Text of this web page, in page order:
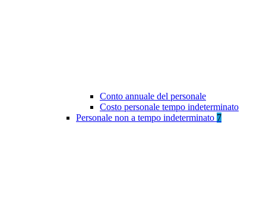
Conto annuale del personale
Costo personale tempo indeterminato
Personale non a tempo indeterminato 7